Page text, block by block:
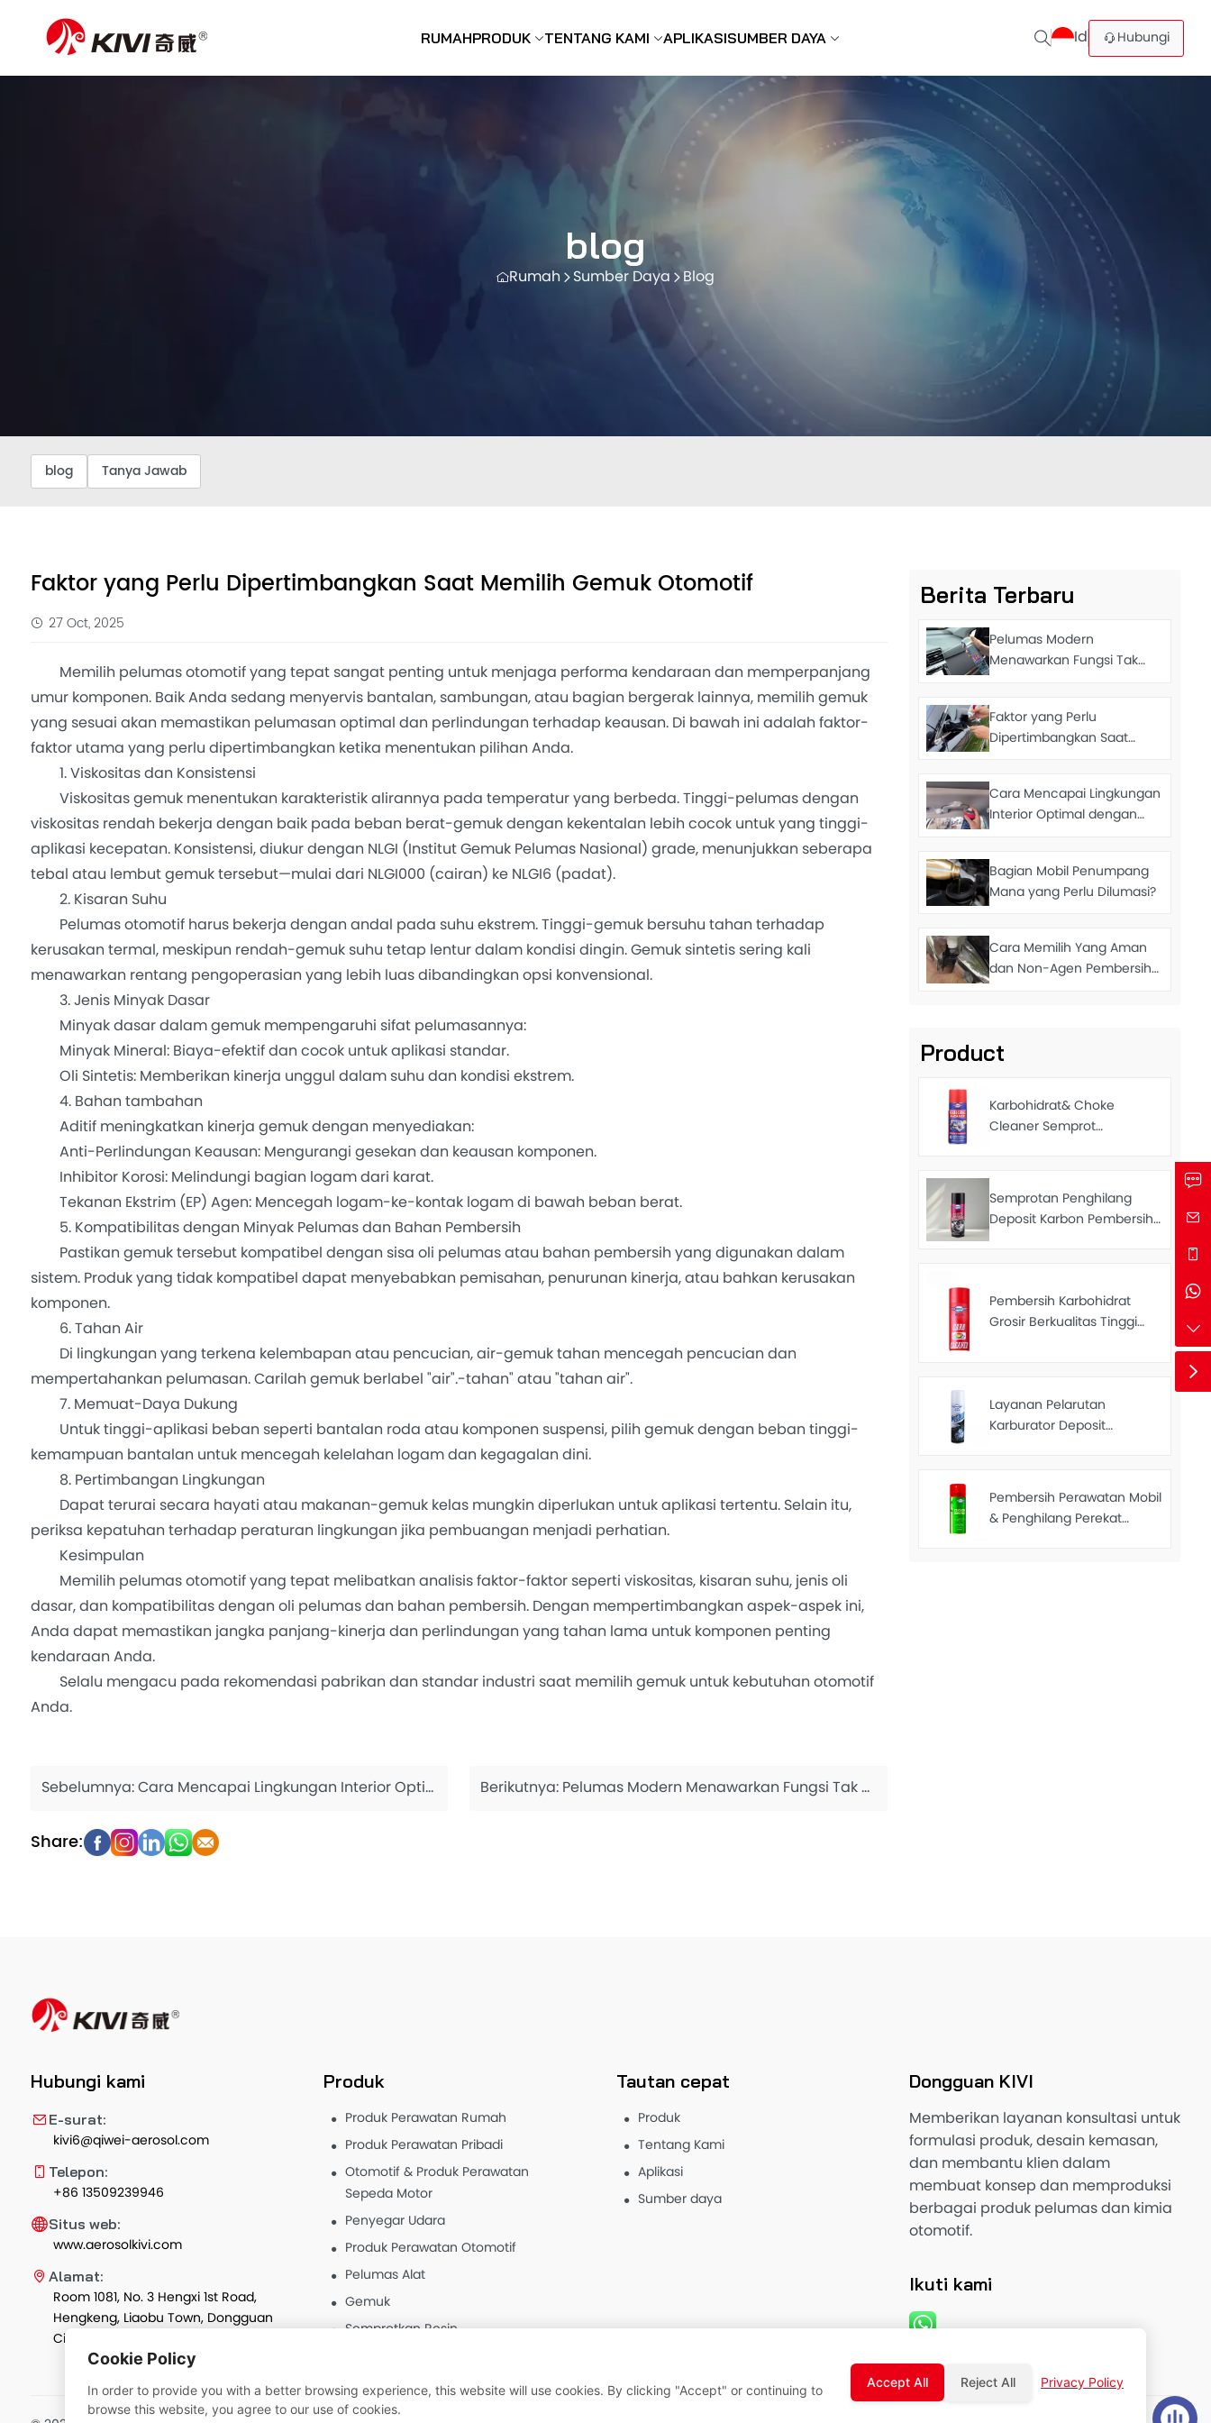
RUMAHPRODUK TENTANG KAMI APLIKASISUMBER DAYA Id Hubungi
blog
Rumah Sumber Daya Blog
blog Tanya Jawab
Faktor yang Perlu Dipertimbangkan Saat Memilih Gemuk Otomotif
27 Oct, 2025
Memilih pelumas otomotif yang tepat sangat penting untuk menjaga performa kendaraan dan memperpanjang
umur komponen. Baik Anda sedang menyervis bantalan, sambungan, atau bagian bergerak lainnya, memilih gemuk
yang sesuai akan memastikan pelumasan optimal dan perlindungan terhadap keausan. Di bawah ini adalah faktor-
faktor utama yang perlu dipertimbangkan ketika menentukan pilihan Anda.
1. Viskositas dan Konsistensi
Viskositas gemuk menentukan karakteristik alirannya pada temperatur yang berbeda. Tinggi-pelumas dengan
viskositas rendah bekerja dengan baik pada beban berat-gemuk dengan kekentalan lebih cocok untuk yang tinggi-
aplikasi kecepatan. Konsistensi, diukur dengan NLGI (Institut Gemuk Pelumas Nasional) grade, menunjukkan seberapa
tebal atau lembut gemuk tersebut—mulai dari NLGI000 (cairan) ke NLGI6 (padat).
2. Kisaran Suhu
Pelumas otomotif harus bekerja dengan andal pada suhu ekstrem. Tinggi-gemuk bersuhu tahan terhadap
kerusakan termal, meskipun rendah-gemuk suhu tetap lentur dalam kondisi dingin. Gemuk sintetis sering kali
menawarkan rentang pengoperasian yang lebih luas dibandingkan opsi konvensional.
3. Jenis Minyak Dasar
Minyak dasar dalam gemuk mempengaruhi sifat pelumasannya:
Minyak Mineral: Biaya-efektif dan cocok untuk aplikasi standar.
Oli Sintetis: Memberikan kinerja unggul dalam suhu dan kondisi ekstrem.
4. Bahan tambahan
Aditif meningkatkan kinerja gemuk dengan menyediakan:
Anti-Perlindungan Keausan: Mengurangi gesekan dan keausan komponen.
Inhibitor Korosi: Melindungi bagian logam dari karat.
Tekanan Ekstrim (EP) Agen: Mencegah logam-ke-kontak logam di bawah beban berat.
5. Kompatibilitas dengan Minyak Pelumas dan Bahan Pembersih
Pastikan gemuk tersebut kompatibel dengan sisa oli pelumas atau bahan pembersih yang digunakan dalam
sistem. Produk yang tidak kompatibel dapat menyebabkan pemisahan, penurunan kinerja, atau bahkan kerusakan
komponen.
6. Tahan Air
Di lingkungan yang terkena kelembapan atau pencucian, air-gemuk tahan mencegah pencucian dan
mempertahankan pelumasan. Carilah gemuk berlabel "air".-tahan" atau "tahan air".
7. Memuat-Daya Dukung
Untuk tinggi-aplikasi beban seperti bantalan roda atau komponen suspensi, pilih gemuk dengan beban tinggi-
kemampuan bantalan untuk mencegah kelelahan logam dan kegagalan dini.
8. Pertimbangan Lingkungan
Dapat terurai secara hayati atau makanan-gemuk kelas mungkin diperlukan untuk aplikasi tertentu. Selain itu,
periksa kepatuhan terhadap peraturan lingkungan jika pembuangan menjadi perhatian.
Kesimpulan
Memilih pelumas otomotif yang tepat melibatkan analisis faktor-faktor seperti viskositas, kisaran suhu, jenis oli
dasar, dan kompatibilitas dengan oli pelumas dan bahan pembersih. Dengan mempertimbangkan aspek-aspek ini,
Anda dapat memastikan jangka panjang-kinerja dan perlindungan yang tahan lama untuk komponen penting
kendaraan Anda.
Selalu mengacu pada rekomendasi pabrikan dan standar industri saat memilih gemuk untuk kebutuhan otomotif
Anda.
Sebelumnya:Cara Mencapai Lingkungan Interior Optimal dengan Bahan Pembersih Berikutnya:Pelumas Modern Menawarkan Fungsi Tak Terduga Ini
Berita Terbaru
Pelumas Modern
Menawarkan Fungsi Tak
Faktor yang Perlu
Dipertimbangkan Saat
Cara Mencapai Lingkungan
Interior Optimal dengan
Bagian Mobil Penumpang
Mana yang Perlu Dilumasi?
Cara Memilih Yang Aman
dan Non-Agen Pembersih
Product
Karbohidrat& Choke
Cleaner Semprot
Pabrik 450ml
Semprotan Penghilang
Deposit Karbon Pembersih
Pembersih Karbohidrat
Grosir Berkualitas Tinggi
Layanan Pelarutan
Karburator Deposit
Pembersih Karbohidrat
250ML
Pembersih Perawatan Mobil
& Penghilang Perekat
Hubungi kami
E-surat:
kivi6@qiwei-aerosol.com
Telepon:
+86 13509239946
Situs web:
www.aerosolkivi.com
Alamat:
Room 1081, No. 3 Hengxi 1st Road,
Hengkeng, Liaobu Town, Dongguan
City, Guangdong Province, China
Produk
Produk Perawatan Rumah
Produk Perawatan Pribadi
Otomotif & Produk Perawatan
Sepeda Motor
Penyegar Udara
Produk Perawatan Otomotif
Pelumas Alat
Gemuk
Semprotkan Resin
Tautan cepat
Produk
Tentang Kami
Aplikasi
Sumber daya
Dongguan KIVI
Memberikan layanan konsultasi untuk
formulasi produk, desain kemasan,
dan membantu klien dalam
membuat konsep dan memproduksi
berbagai produk pelumas dan kimia
otomotif.
Ikuti kami
Cookie Policy
In order to provide you with a better browsing experience, this website will use cookies. By clicking "Accept" or continuing to
browse this website, you agree to our use of cookies.
Accept All Reject All Privacy Policy